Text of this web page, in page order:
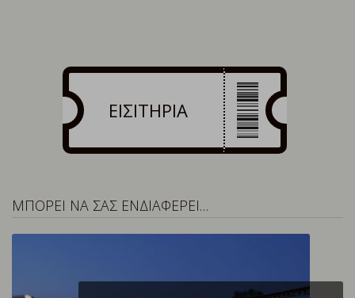
ΕΙΣΙΤΗΡΙΑ
ΜΠΟΡΕΙ ΝΑ ΣΑΣ ΕΝΔΙΑΦΕΡΕΙ…